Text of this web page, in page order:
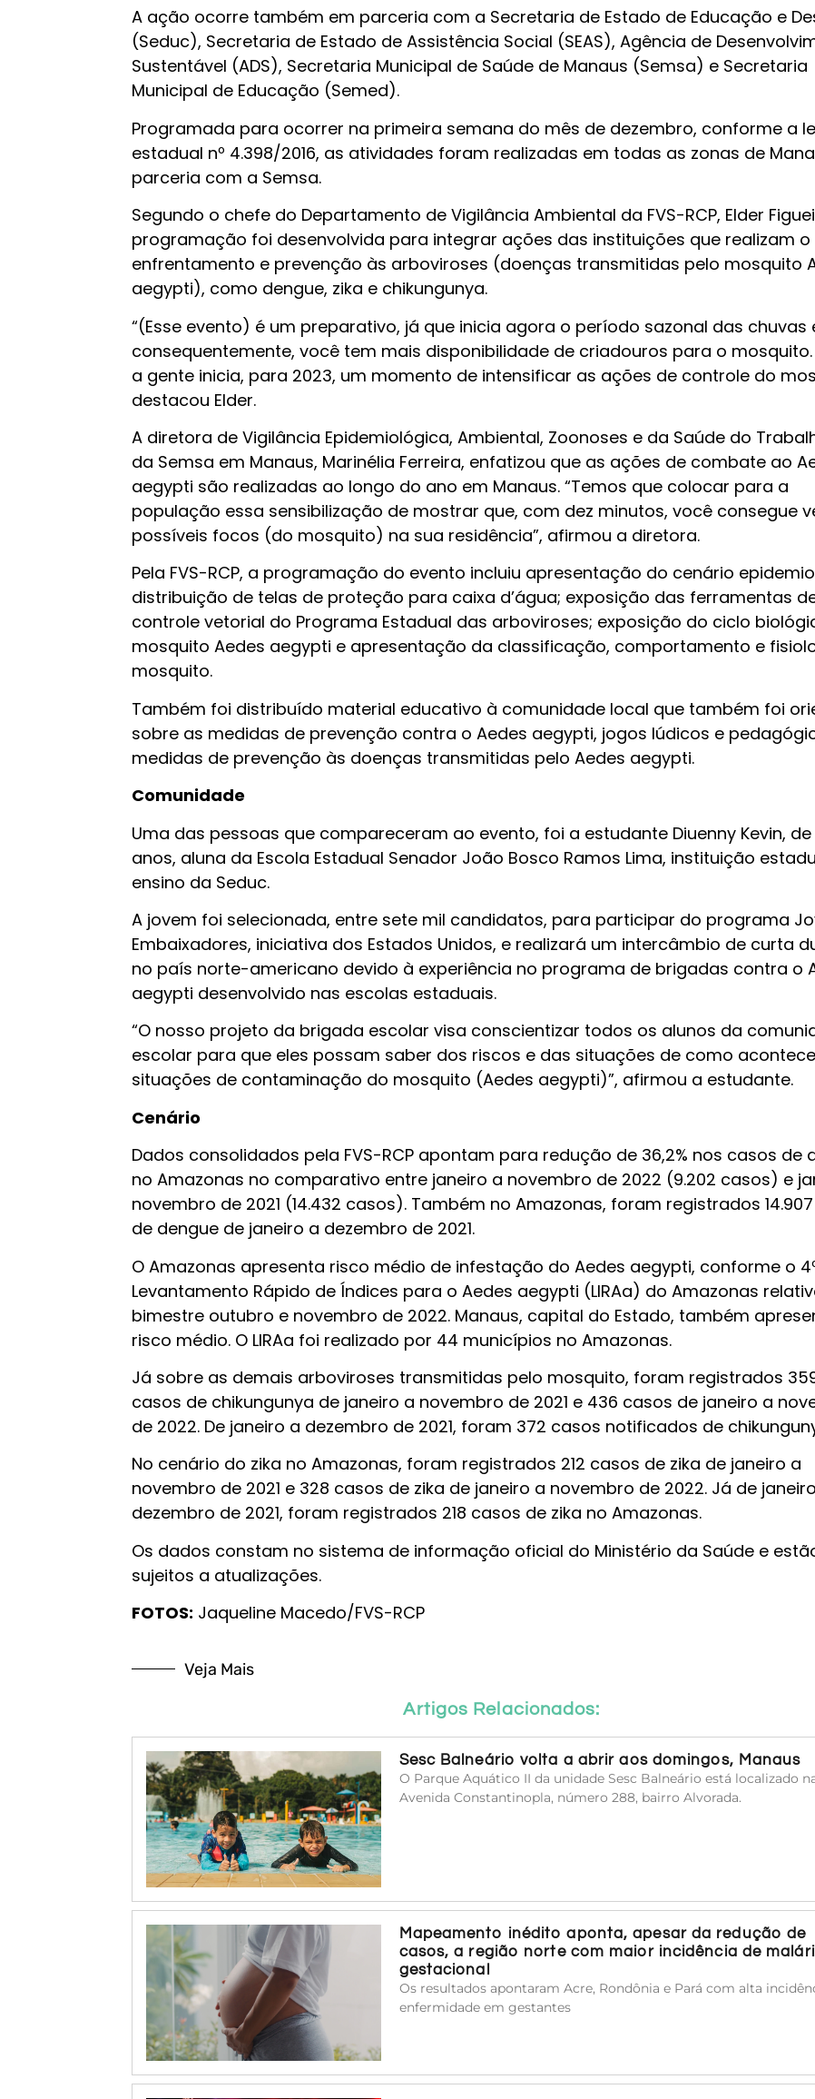
A ação ocorre também em parceria com a Secretaria de Estado de Educação e
(Seduc), Secretaria de Estado de Assistência Social (SEAS), Agência de
Sustentável (ADS), Secretaria Municipal de Saúde de Manaus (Semsa) e Secretaria
Municipal de Educação (Semed).
Programada para ocorrer na primeira semana do mês de dezembro, conforme a
estadual nº 4.398/2016, as atividades foram realizadas em todas as zonas de
parceria com a Semsa.
Segundo o chefe do Departamento de Vigilância Ambiental da FVS-RCP, Elder
programação foi desenvolvida para integrar ações das instituições que realizam o
enfrentamento e prevenção às arboviroses (doenças transmitidas pelo mosquito
aegypti), como dengue, zika e chikungunya.
“(Esse evento) é um preparativo, já que inicia agora o período sazonal das chuvas
consequentemente, você tem mais disponibilidade de criadouros para o mosquito.
a gente inicia, para 2023, um momento de intensificar as ações de controle do
destacou Elder.
A diretora de Vigilância Epidemiológica, Ambiental, Zoonoses e da Saúde do
da Semsa em Manaus, Marinélia Ferreira, enfatizou que as ações de combate ao
aegypti são realizadas ao longo do ano em Manaus. “Temos que colocar para a
população essa sensibilização de mostrar que, com dez minutos, você consegue
possíveis focos (do mosquito) na sua residência”, afirmou a diretora.
Pela FVS-RCP, a programação do evento incluiu apresentação do cenário
distribuição de telas de proteção para caixa d’água; exposição das ferramentas
controle vetorial do Programa Estadual das arboviroses; exposição do ciclo
mosquito Aedes aegypti e apresentação da classificação, comportamento e
mosquito.
Também foi distribuído material educativo à comunidade local que também foi
sobre as medidas de prevenção contra o Aedes aegypti, jogos lúdicos e
medidas de prevenção às doenças transmitidas pelo Aedes aegypti.
Comunidade
Uma das pessoas que compareceram ao evento, foi a estudante Diuenny Kevin, de
anos, aluna da Escola Estadual Senador João Bosco Ramos Lima, instituição
ensino da Seduc.
A jovem foi selecionada, entre sete mil candidatos, para participar do programa
Embaixadores, iniciativa dos Estados Unidos, e realizará um intercâmbio de curta
no país norte-americano devido à experiência no programa de brigadas contra o
aegypti desenvolvido nas escolas estaduais.
“O nosso projeto da brigada escolar visa conscientizar todos os alunos da
escolar para que eles possam saber dos riscos e das situações de como
situações de contaminação do mosquito (Aedes aegypti)”, afirmou a estudante.
Cenário
Dados consolidados pela FVS-RCP apontam para redução de 36,2% nos casos de
no Amazonas no comparativo entre janeiro a novembro de 2022 (9.202 casos) e
novembro de 2021 (14.432 casos). Também no Amazonas, foram registrados
de dengue de janeiro a dezembro de 2021.
O Amazonas apresenta risco médio de infestação do Aedes aegypti, conforme o
Levantamento Rápido de Índices para o Aedes aegypti (LIRAa) do Amazonas
bimestre outubro e novembro de 2022. Manaus, capital do Estado, também
risco médio. O LIRAa foi realizado por 44 municípios no Amazonas.
Já sobre as demais arboviroses transmitidas pelo mosquito, foram registrados
casos de chikungunya de janeiro a novembro de 2021 e 436 casos de janeiro a
de 2022. De janeiro a dezembro de 2021, foram 372 casos notificados de
No cenário do zika no Amazonas, foram registrados 212 casos de zika de janeiro a
novembro de 2021 e 328 casos de zika de janeiro a novembro de 2022. Já de
dezembro de 2021, foram registrados 218 casos de zika no Amazonas.
Os dados constam no sistema de informação oficial do Ministério da Saúde e
sujeitos a atualizações.
FOTOS: Jaqueline Macedo/FVS-RCP
Veja Mais
Artigos Relacionados:
Sesc Balneário volta a abrir aos domingos, Manaus
O Parque Aquático II da unidade Sesc Balneário está localizado
Avenida Constantinopla, número 288, bairro Alvorada.
Mapeamento inédito aponta, apesar da redução de
casos, a região norte com maior incidência de
gestacional
Os resultados apontaram Acre, Rondônia e Pará com alta
enfermidade em gestantes